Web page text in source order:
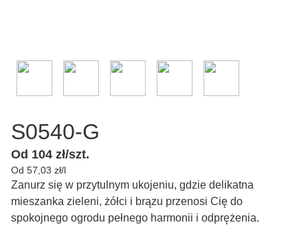
S0540-G
Od 104 zł/szt.
Od 57,03 zł/l
Zanurz się w przytulnym ukojeniu, gdzie delikatna
mieszanka zieleni, żółci i brązu przenosi Cię do
spokojnego ogrodu pełnego harmonii i odprężenia.